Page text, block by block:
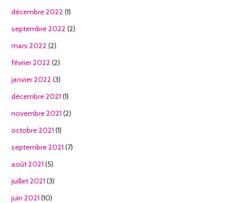
décembre 2022 (1)
septembre 2022 (2)
mars 2022 (2)
février 2022 (2)
janvier 2022 (3)
décembre 2021 (1)
novembre 2021 (2)
octobre 2021 (1)
septembre 2021 (7)
août 2021 (5)
juillet 2021 (3)
juin 2021 (10)